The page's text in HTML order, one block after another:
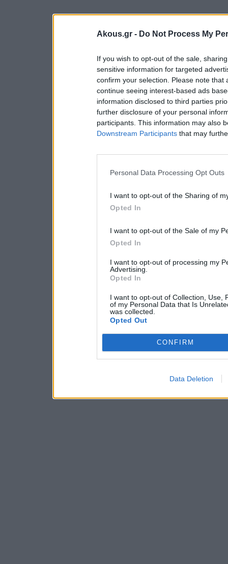
Akous.gr - Do Not Process My
If you wish to opt-out of the sale,
sensitive information for targeted
confirm your selection. Please note
continue seeing interest-based ads
information disclosed to third parties
further disclosure of your personal
participants. This information may also
Downstream Participants that may
Personal Data Processing Opt Outs
I want to opt-out of the Sharing of
Opted In
I want to opt-out of the Sale of my
Opted In
I want to opt-out of processing my
Advertising.
Opted In
I want to opt-out of Collection, Use,
of my Personal Data that Is
was collected.
Opted Out
CONFIRM
Data Deletion